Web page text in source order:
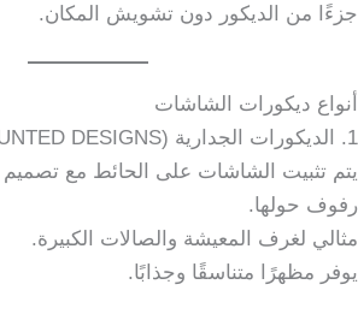
جزءًا من الديكور دون تشويش المكان.
أنواع ديكورات الشاشات
1. الديكورات الجدارية (WALL-MOUNTED DESIGNS)
يتم تثبيت الشاشات على الحائط مع
رفوف حولها.
مثالي لغرف المعيشة والصالات الكبيرة.
يوفر مظهرًا متناسقًا وجذابًا.